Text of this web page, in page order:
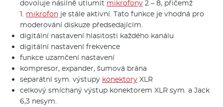
dovoluje násilně utlumit mikrofony 2 – 8, přičemž
1. mikrofon je stále aktivní. Tato funkce je vhodná pro
moderování diskuze předsedajícím.
digitální nastavení hlasitosti každého kanálu
digitální nastavení frekvence
funkce uzamčení nastavení
kompresor, expander, šumová brána
separátní sym. výstupy konektory XLR
celkový smíchaný výstup konektorem XLR sym. a Jack
6,3 nesym.